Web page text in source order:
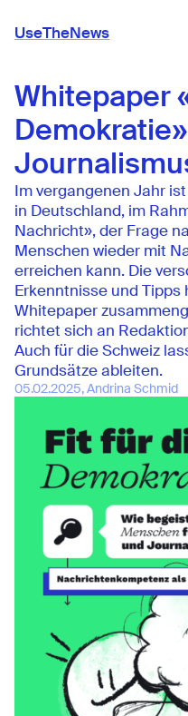
UseTheNews
Themen
Angebote
Wissen
Agenda
Organisation
Whitepaper
Im vergangenen Jahr
in Deutschland, im
Nachricht», der Frage
Menschen wieder mit
erreichen kann. Die
Erkenntnisse und Tipps
Whitepaper
richtet sich an
Auch für die Schweiz
Grundsätze ableiten.
05.02.2025, Andrina Schmid